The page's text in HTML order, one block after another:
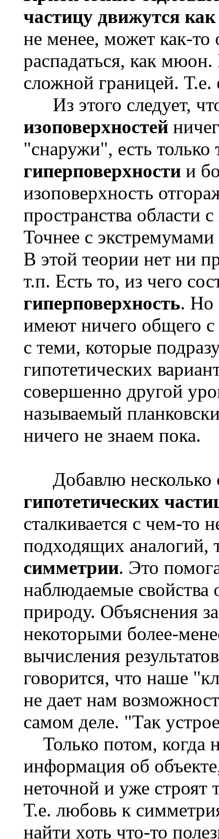
частицу движутся
не менее, может как-то
распадаться, как
сложной границей. Т.е.
Из этого следует,
изоповерхностей
"снаружи", есть только
гиперповерхности и
изоповерхность
пространства области
Точнее с
В этой теории нет ни
т.п. Есть то, из чего
гиперповерхность. Но
имеют ничего общего
с теми, которые
гипотетических
совершенно другой
называемый
ничего не знаем пока.
Добавлю несколько
гипотетических
сталкивается с чем-то
подходящих аналогий,
симметрии. Это
наблюдаемые свойства
природу. Объяснения
некоторыми более-
вычисления
говорится, что наше
не дает нам
самом деле. "Так
Только потом, когда
информация об
неточной и уже
Т.е. любовь к
найти хоть что-то